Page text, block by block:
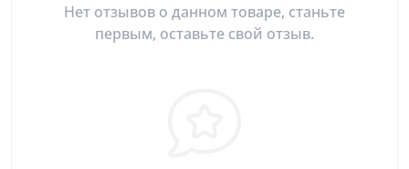
Нет отзывов о данном товаре, станьте
первым, оставьте свой отзыв.